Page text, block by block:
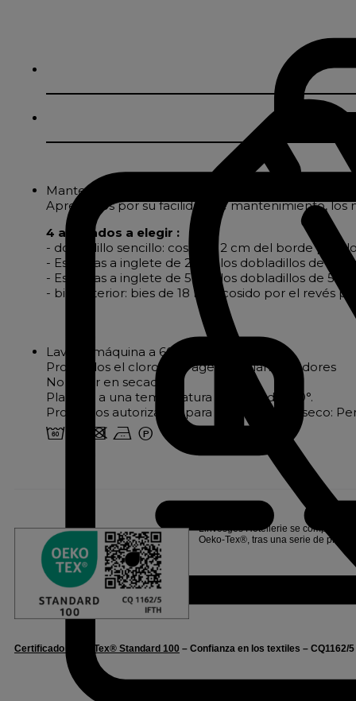
Mantel de poliéster con un delicado acabado
Apreciados por su facilidad de mantenimiento,
4 acabados a elegir :
- dobladillo sencillo: cosido a 2 cm del borde para
- Esquinas a inglete de 2 cm: los dobladillos de 2
- Esquinas a inglete de 5 cm: los dobladillos de 5
- bies interior: bies de 18 mm cosido por el revés
Lavar a máquina a 60°.
Prohibidos el cloro y los agentes blanqueadores
No secar en secadora
Plancha a una temperatura máxima de 150°.
Productos autorizados para la limpieza en seco:
4 o d b W
Linvosges Hôtellerie se
Oeko-Tex®, tras una serie de
Certificado Oeko-Tex® Standard 100 – Confianza en los textiles – CQ1162/5